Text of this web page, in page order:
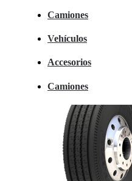
Camiones
Vehículos
Accesorios
Camiones